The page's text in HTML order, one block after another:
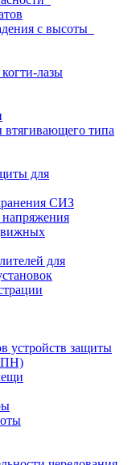
с высоты
лазы
втягивающего типа
для
СИЗ
для
устройств защиты